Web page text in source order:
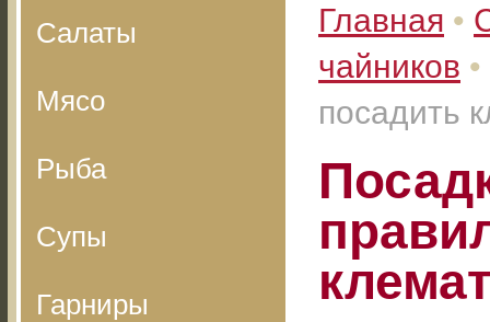
Салаты
Мясо
Рыба
Супы
Гарниры
Главная •
чайников •
посадить